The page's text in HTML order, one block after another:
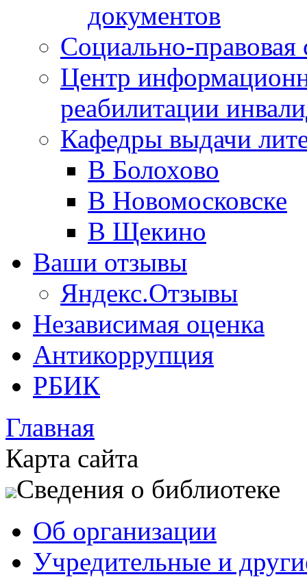
документов
Социально-правовая
Центр
реабилитации
Кафедры выдачи
В Болохово
В Новомосковске
В Щекино
Ваши отзывы
Яндекс.Отзывы
Независимая оценка
Антикоррупция
РБИК
Главная
Карта сайта
Сведения о библиотеке
Об организации
Учредительные и